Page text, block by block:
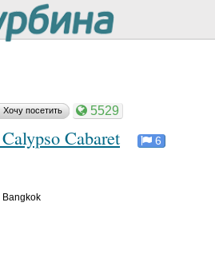
Хочу посетить 5529
Cabaret 6
Bangkok